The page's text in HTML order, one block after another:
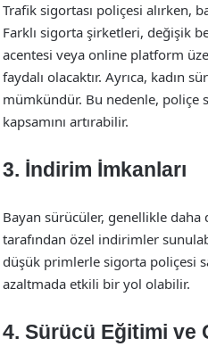
Trafik sigortası poliçesi alırken,
Farklı sigorta şirketleri, değişik
acentesi veya online platform
faydalı olacaktır. Ayrıca, kadın
mümkündür. Bu nedenle, poliçe
kapsamını artırabilir.
3. İndirim İmkanları
Bayan sürücüler, genellikle
tarafından özel indirimler
düşük primlerle sigorta poliçesi
azaltmada etkili bir yol olabilir.
4. Sürücü Eğitimi ve